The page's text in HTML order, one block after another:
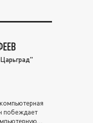
побеждает